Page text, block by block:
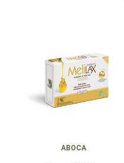
ABOCA